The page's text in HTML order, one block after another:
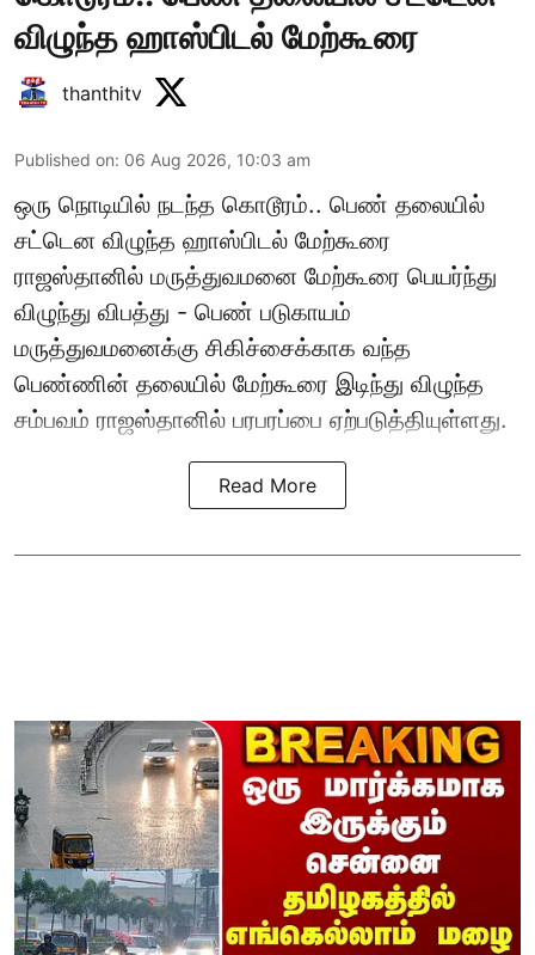
விழுந்த ஹாஸ்பிடல் மேற்கூரை
thanthitv
Published on: 06 Aug 2026, 10:03 am
ஒரு நொடியில் நடந்த கொடூரம்.. பெண் தலையில்
சட்டென விழுந்த ஹாஸ்பிடல் மேற்கூரை
ராஜஸ்தானில் மருத்துவமனை மேற்கூரை பெயர்ந்து
விழுந்து விபத்து - பெண் படுகாயம்
மருத்துவமனைக்கு சிகிச்சைக்காக வந்த
பெண்ணின் தலையில் மேற்கூரை இடிந்து விழுந்த
சம்பவம் ராஜஸ்தானில் பரபரப்பை ஏற்படுத்தியுள்ளது.
Read More